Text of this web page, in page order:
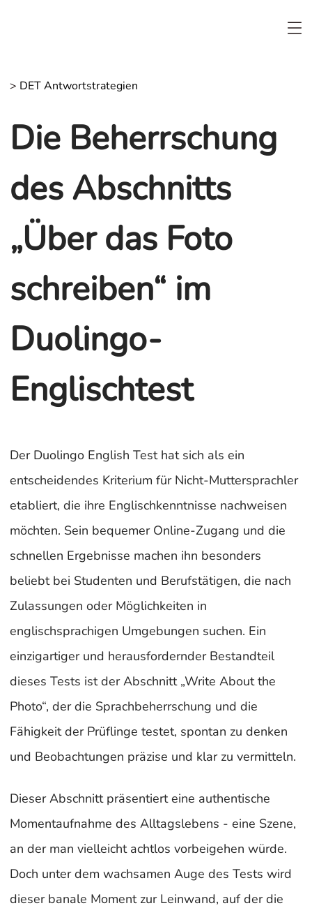
> DET Antwortstrategien
Die Beherrschung
des Abschnitts
„Über das Foto
schreiben“ im
Duolingo-
Englischtest
Der Duolingo English Test hat sich als ein
entscheidendes Kriterium für Nicht-Muttersprachler
etabliert, die ihre Englischkenntnisse nachweisen
möchten. Sein bequemer Online-Zugang und die
schnellen Ergebnisse machen ihn besonders
beliebt bei Studenten und Berufstätigen, die nach
Zulassungen oder Möglichkeiten in
englischsprachigen Umgebungen suchen. Ein
einzigartiger und herausfordernder Bestandteil
dieses Tests ist der Abschnitt „Write About the
Photo“, der die Sprachbeherrschung und die
Fähigkeit der Prüflinge testet, spontan zu denken
und Beobachtungen präzise und klar zu vermitteln.
Dieser Abschnitt präsentiert eine authentische
Momentaufnahme des Alltagslebens - eine Szene,
an der man vielleicht achtlos vorbeigehen würde.
Doch unter dem wachsamen Auge des Tests wird
dieser banale Moment zur Leinwand, auf der die